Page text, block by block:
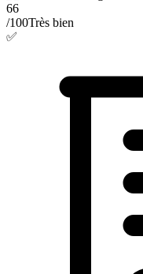
66
/100Très bien
✅